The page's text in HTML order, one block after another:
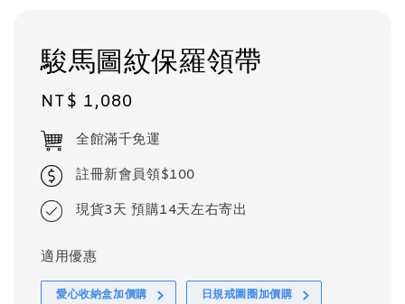
駿馬圖紋保羅領帶
Regular
price
NT$ 1,080
全館滿千免運
註冊新會員領$100
現貨3天 預購14天左右寄出
適用優惠
愛心收納盒加價購 日規戒圍圈加價購